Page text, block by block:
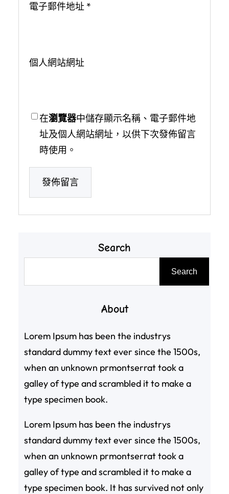
電子郵件地址 *
個人網站網址
在瀏覽器中儲存顯示名稱、電子郵件地
址及個人網站網址，以供下次發佈留言
時使用。
Search
Search
About
Lorem Ipsum has been the industrys
standard dummy text ever since the 1500s,
when an unknown prmontserrat took a
galley of type and scrambled it to make a
type specimen book.
Lorem Ipsum has been the industrys
standard dummy text ever since the 1500s,
when an unknown prmontserrat took a
galley of type and scrambled it to make a
type specimen book. It has survived not only